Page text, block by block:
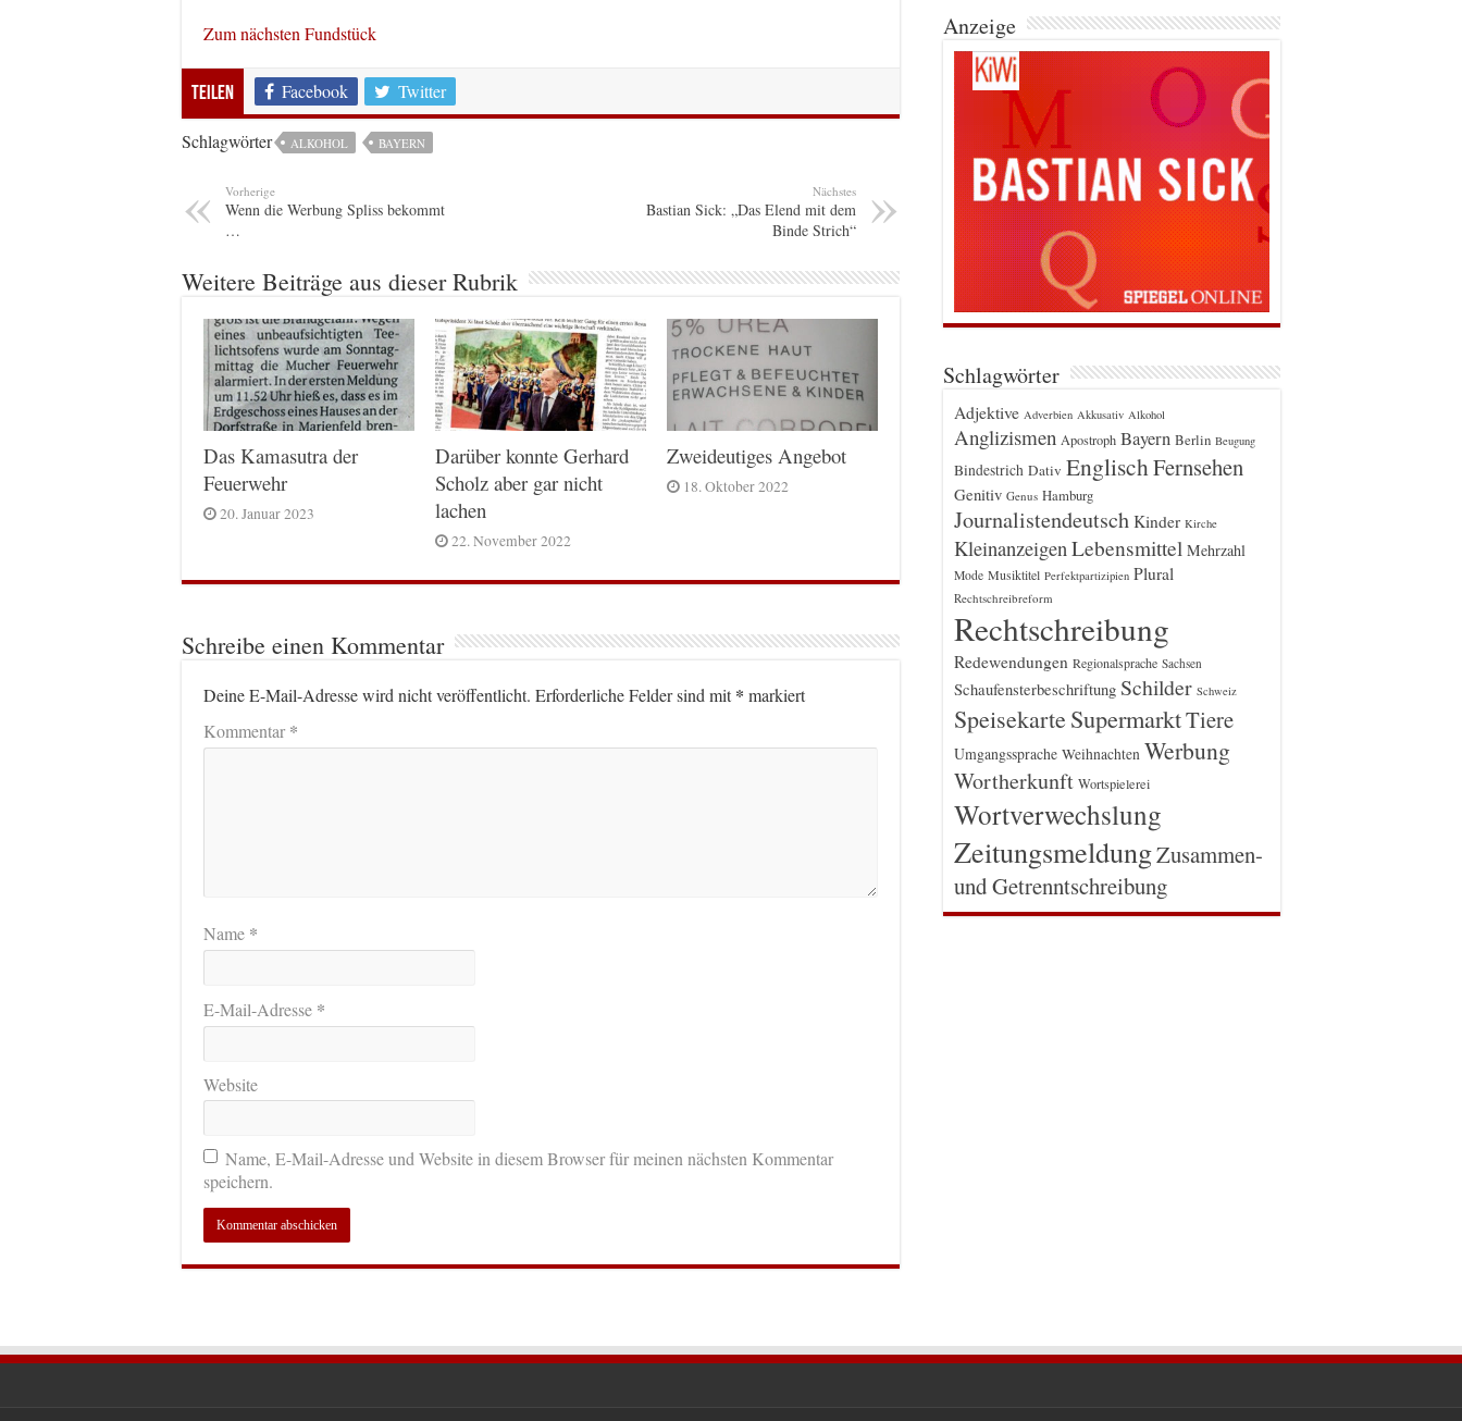
Zum nächsten Fundstück
Teilen Facebook Twitter
Schlagwörter ALKOHOL BAYERN
Vorherige
Wenn die Werbung Spliss bekommt
…
Nächstes
Bastian Sick: „Das Elend mit dem
Binde Strich“
Weitere Beiträge aus dieser Rubrik
Das Kamasutra der
Feuerwehr
20. Januar 2023
Darüber konnte Gerhard
Scholz aber gar nicht
lachen
22. November 2022
Zweideutiges Angebot
18. Oktober 2022
Schreibe einen Kommentar
Deine E-Mail-Adresse wird nicht veröffentlicht. Erforderliche Felder sind mit* markiert
Kommentar*
Name *
E-Mail-Adresse *
Website
Name, E-Mail-Adresse und Website in diesem Browser für meinen nächsten Kommentar
speichern.
Anzeige
Schlagwörter
Adjektive Adverbien Akkusativ Alkohol
Anglizismen Apostroph Bayern Berlin Beugung
Bindestrich Dativ EnglischFernsehen
Genitiv Genus Hamburg
Journalistendeutsch Kinder Kirche
Kleinanzeigen Lebensmittel Mehrzahl
Mode Musiktitel Perfektpartizipien Plural
Rechtschreibreform
Rechtschreibung
Redewendungen Regionalsprache Sachsen
Schaufensterbeschriftung Schilder Schweiz
Speisekarte SupermarktTiere
Umgangssprache Weihnachten Werbung
Wortherkunft Wortspielerei
Wortverwechslung
ZeitungsmeldungZusammen-
und Getrenntschreibung